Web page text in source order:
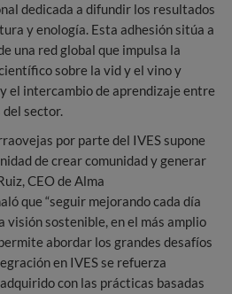
dedicada a difundir los resultados
y enología. Esta adhesión sitúa a
una red global que impulsa la
sobre la vid y el vino y
el intercambio de aprendizaje entre
sector.
por parte del IVES supone
de crear comunidad y generar
CEO de Alma
que “seguir mejorando cada día
visión sostenible, en el más amplio
abordar los grandes desafíos
en IVES se refuerza
con las prácticas basadas